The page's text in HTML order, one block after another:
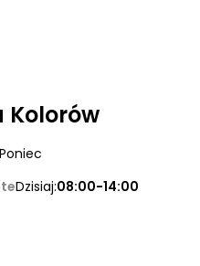
Kolorów
Dzisiaj:08:00-14:00